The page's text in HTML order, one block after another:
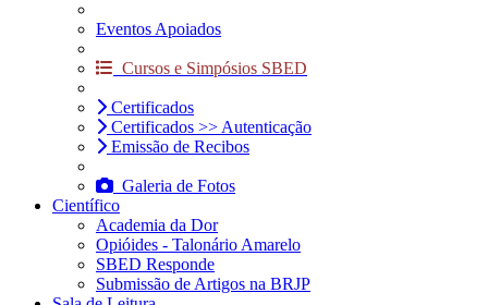
Eventos Apoiados
Cursos e Simpósios SBED
Certificados
Certificados >> Autenticação
Emissão de Recibos
Galeria de Fotos
Científico
Academia da Dor
Opióides - Talonário Amarelo
SBED Responde
Submissão de Artigos na BRJP